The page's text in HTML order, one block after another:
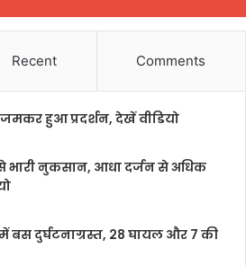
Recent Comments
हुआ प्रदर्शन, देखें वीडियो
भारी नुकसान, आधा दर्जन से अधिक
में बस दुर्घटनाग्रस्त, 28 घायल और 7 की